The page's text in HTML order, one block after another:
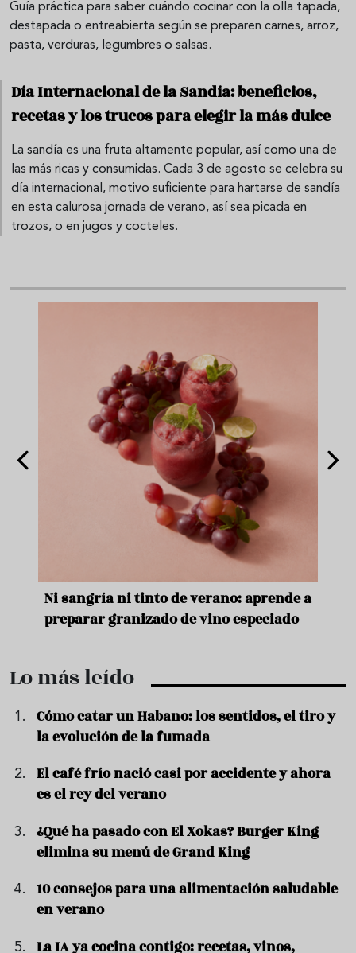
Guía práctica para saber cuándo cocinar con la olla tapada,
destapada o entreabierta según se preparen carnes, arroz,
pasta, verduras, legumbres o salsas.
Día Internacional de la Sandía: beneficios,
recetas y los trucos para elegir la más dulce
La sandía es una fruta altamente popular, así como una de
las más ricas y consumidas. Cada 3 de agosto se celebra su
día internacional, motivo suficiente para hartarse de sandía
en esta calurosa jornada de verano, así sea picada en
trozos, o en jugos y cocteles.
Ni sangría ni tinto de verano: aprende a
preparar granizado de vino especiado
Lo más leído
Cómo catar un Habano: los sentidos, el tiro y
la evolución de la fumada
El café frío nació casi por accidente y ahora
es el rey del verano
¿Qué ha pasado con El Xokas? Burger King
elimina su menú de Grand King
10 consejos para una alimentación saludable
en verano
La IA ya cocina contigo: recetas, vinos,